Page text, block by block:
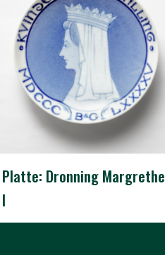
Platte: Dronning Margrethe
I